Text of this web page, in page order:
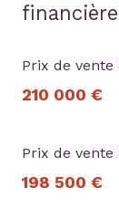
Prix de
210 000 €
Prix de
198 500 €